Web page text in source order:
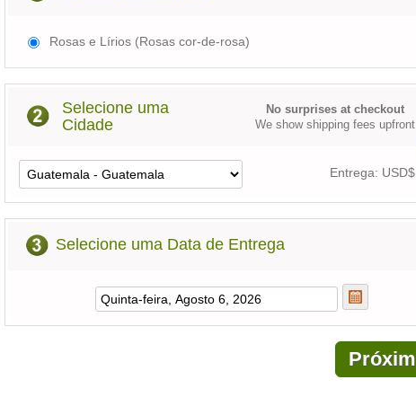
Rosas e Lírios (Rosas cor-de-rosa)
Selecione uma
Cidade
No surprises at checkout
We show shipping fees upfront
Entrega: USD$
Selecione uma Data de Entrega